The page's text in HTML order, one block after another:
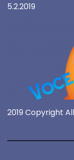
5.2.2019
2019 Copyright